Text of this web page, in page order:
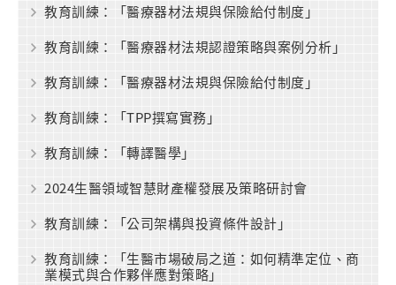
教育訓練：「醫療器材法規與保險給付制度」
教育訓練：「醫療器材法規認證策略與案例分析」
教育訓練：「醫療器材法規與保險給付制度」
教育訓練：「TPP撰寫實務」
教育訓練：「轉譯醫學」
2024生醫領域智慧財產權發展及策略研討會
教育訓練：「公司架構與投資條件設計」
教育訓練：「生醫市場破局之道：如何精準定位、商
業模式與合作夥伴應對策略」